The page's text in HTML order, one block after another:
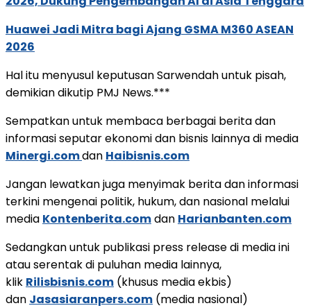
Huawei Jadi Mitra bagi Ajang GSMA M360 ASEAN
2026
Hal itu menyusul keputusan Sarwendah untuk pisah,
demikian dikutip PMJ News.***
Sempatkan untuk membaca berbagai berita dan
informasi seputar ekonomi dan bisnis lainnya di media
Minergi.comdan Haibisnis.com
Jangan lewatkan juga menyimak berita dan informasi
terkini mengenai politik, hukum, dan nasional melalui
media Kontenberita.comdan Harianbanten.com
Sedangkan untuk publikasi press release di media ini
atau serentak di puluhan media lainnya,
klik Rilisbisnis.com (khusus media ekbis)
dan Jasasiaranpers.com (media nasional)